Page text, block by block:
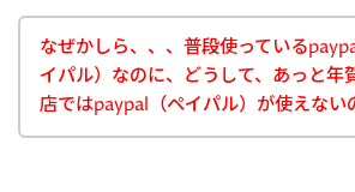
なぜかしら、、、普段使っている
イパル）なのに、どうして、あっと年
店ではpaypal（ペイパル）が使えない